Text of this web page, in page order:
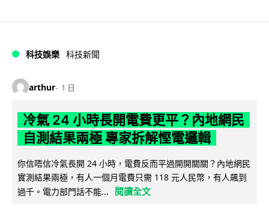
科技娛樂 科技新聞
arthur 1 日
冷氣 24 小時長開電費更平？內地網民
自測結果兩極 專家拆解慳電邏輯
你信唔信冷氣長開 24 小時，電費反而平過開開關關？內地網民
實測結果兩極，有人一個月電費只需 118 元人民幣，有人飆到
過千。電力部門話不能...
閱讀全文